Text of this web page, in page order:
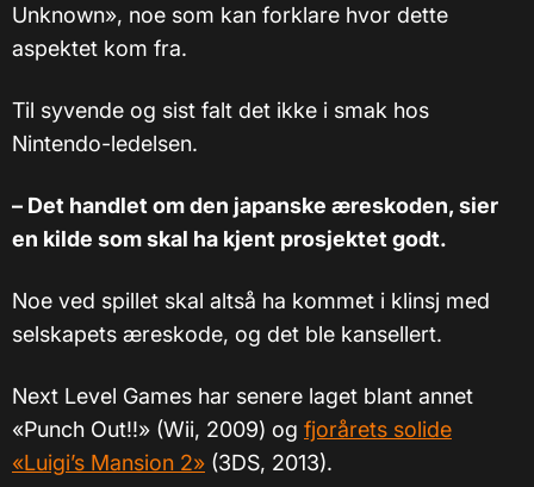
Unknown», noe som kan forklare hvor dette
aspektet kom fra.
Til syvende og sist falt det ikke i smak hos
Nintendo-ledelsen.
– Det handlet om den japanske æreskoden, sier
en kilde som skal ha kjent prosjektet godt.
Noe ved spillet skal altså ha kommet i klinsj med
selskapets æreskode, og det ble kansellert.
Next Level Games har senere laget blant annet
«Punch Out!!» (Wii, 2009) og fjorårets solide
«Luigi’s Mansion 2» (3DS, 2013).